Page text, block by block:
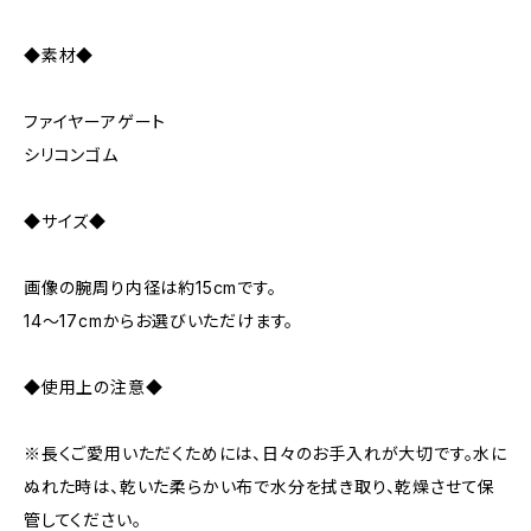
◆素材◆
ファイヤーアゲート
シリコンゴム
◆サイズ◆
画像の腕周り内径は約15cmです。
14～17cmからお選びいただけます。
◆使用上の注意◆
※長くご愛用いただくためには、日々のお手入れが大切です。水に
ぬれた時は、乾いた柔らかい布で水分を拭き取り、乾燥させて保
管してください。